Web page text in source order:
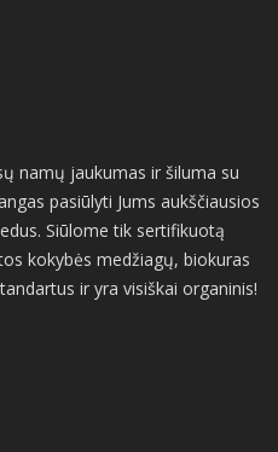
namų jaukumas ir šiluma su
pasiūlyti Jums aukščiausios
Siūlome tik sertifikuotą
kokybės medžiagų, biokuras
ir yra visiškai organinis!